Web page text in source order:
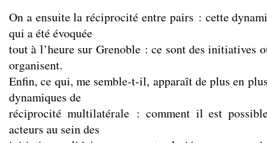
On a ensuite la réciprocité entre pairs : cette
qui a été évoquée
tout à l’heure sur Grenoble : ce sont des initiatives
organisent.
Enfin, ce qui, me semble-t-il, apparaît de plus en
dynamiques de
réciprocité multilatérale : comment il est
acteurs au sein des